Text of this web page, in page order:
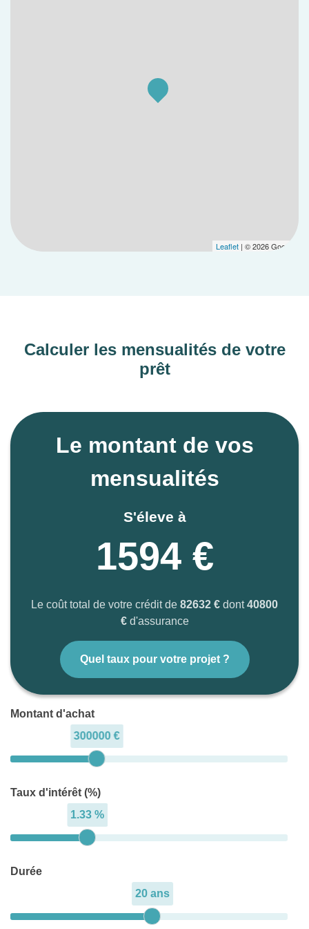
Leaflet | © 2026 Google
Calculer les mensualités de votre
prêt
Le montant de vos
mensualités
S'éleve à
1594 €
Le coût total de votre crédit de 82632 € dont40800
€d'assurance
Quel taux pour votre projet ?
Montant d'achat
300000 €
Taux d'intérêt (%)
1.33 %
Durée
20 ans